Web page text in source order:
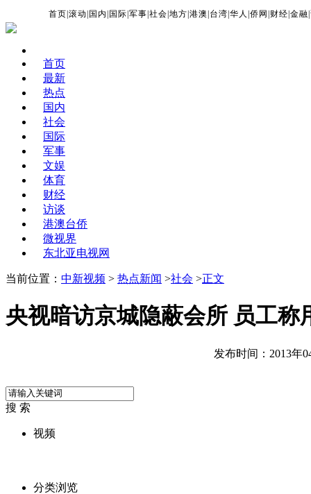
首页 |滚动 国内 国际 |军事 |社会 |地方 |港澳 台湾 |华人 |侨网 财经 |金融 |
首页
最新
热点
国内
社会
国际
军事
文娱
体育
财经
访谈
港澳台侨
微视界
东北亚电视网
当前位置： 中新视频 > 热点新闻 >社会 >正文
央视暗访京城隐蔽会所 员工
发布时间：2013年
搜 索
视频
分类浏览